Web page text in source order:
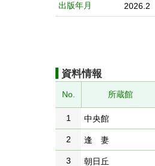
出版年月 2026.2
資料情報
No. 所蔵館
1
中央館
2 逢 妻
3 朝日丘